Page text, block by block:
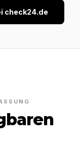
check24.de